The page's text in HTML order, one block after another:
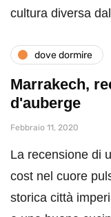
cultura diversa
dove dormire
Marrakech,
d'auberge
Febbraio 11, 2020
La recensione di
cost nel cuore
storica città